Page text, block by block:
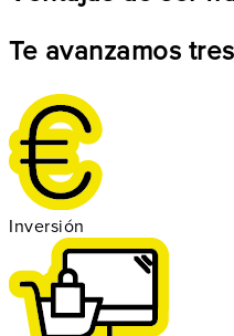
Te avanzamos
Inversión